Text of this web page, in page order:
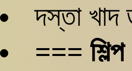
দস্তা খাদ
===